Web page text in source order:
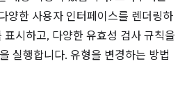
양한 사용자 인터페이스를 렌더링하
시하고, 다양한 유효성 검사 규칙을
실행합니다. 유형을 변경하는 방법